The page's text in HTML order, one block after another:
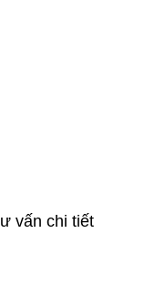
vấn chi tiết